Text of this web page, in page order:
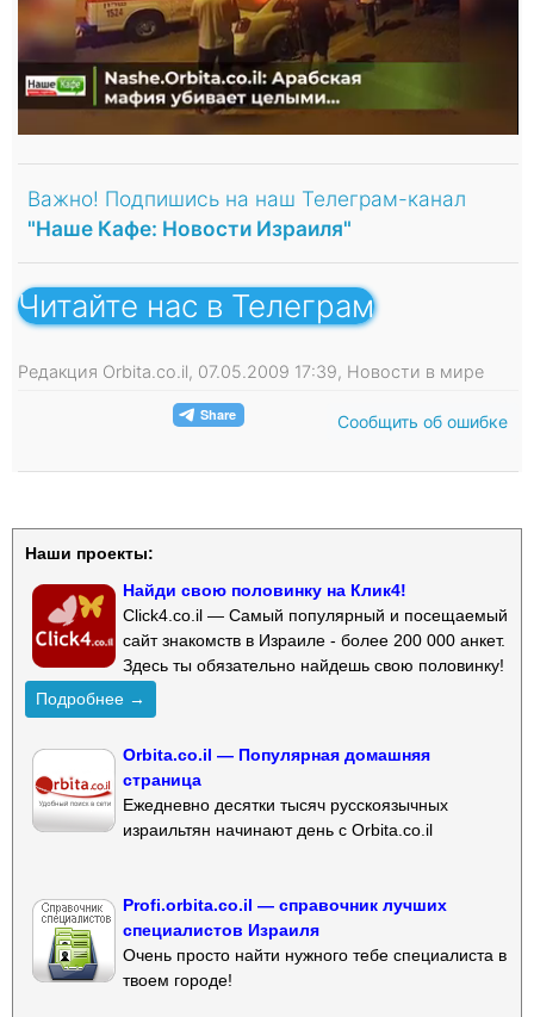
Важно! Подпишись на наш Телеграм-канал
"Наше Кафе: Новости Израиля"
Читайте нас в Телеграм
Редакция Orbita.co.il, 07.05.2009 17:39, Новости в мире
Сообщить об ошибке
Наши проекты:
Найди свою половинку на Клик4!
Click4.co.il — Самый популярный и посещаемый
сайт знакомств в Израиле - более 200 000 анкет.
Здесь ты обязательно найдешь свою половинку!
Подробнее →
Orbita.co.il — Популярная домашняя
страница
Ежедневно десятки тысяч русскоязычных
израильтян начинают день с Orbita.co.il
Profi.orbita.co.il — справочник лучших
специалистов Израиля
Очень просто найти нужного тебе специалиста в
твоем городе!